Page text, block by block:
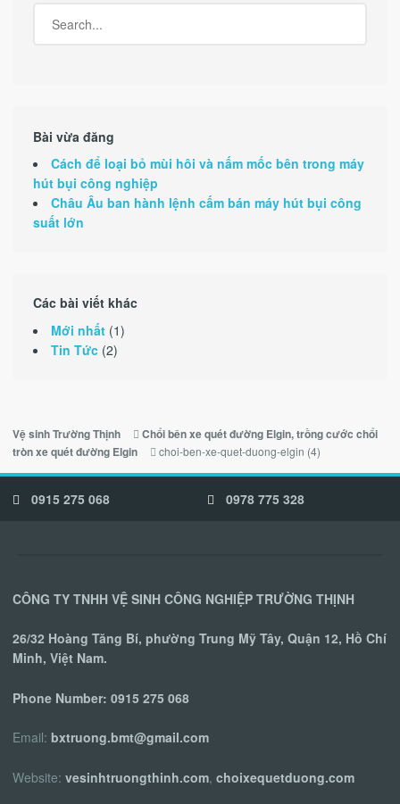
Bài vừa đăng
Cách để loại bỏ mùi hôi và nấm mốc bên trong máy
hút bụi công nghiệp
Châu Âu ban hành lệnh cấm bán máy hút bụi công
suất lớn
Các bài viết khác
Mới nhất(1)
Tin Tức(2)
Vệ sinh Trường Thịnh
Chổi bên xe quét đường Elgin, trồng cước chổi
tròn xe quét đường Elgin
choi-ben-xe-quet-duong-elgin (4)
0915 275 068 0978 775 328
CÔNG TY TNHH VỆ SINH CÔNG NGHIỆP TRƯỜNG THỊNH
26/32 Hoàng Tăng Bí, phường Trung Mỹ Tây, Quận 12, Hồ Chí
Minh, Việt Nam.
Phone Number: 0915 275 068
Email: bxtruong.bmt@gmail.com
Website: vesinhtruongthinh.com, choixequetduong.com